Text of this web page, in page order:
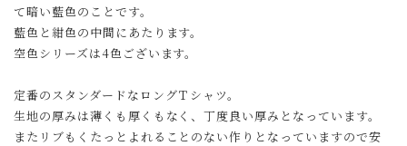
て暗い藍色のことです。
藍色と紺色の中間にあたります。
空色シリーズは4色ございます。
定番のスタンダードなロングＴシャツ。
生地の厚みは薄くも厚くもなく、丁度良い厚みとなっています。
またリブもくたっとよれることのない作りとなっていますので安